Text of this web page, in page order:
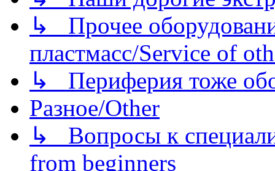
↳ Прочее
пластмасс/Service of
↳ Периферия тоже
Разное/Other
↳ Вопросы к
from beginners